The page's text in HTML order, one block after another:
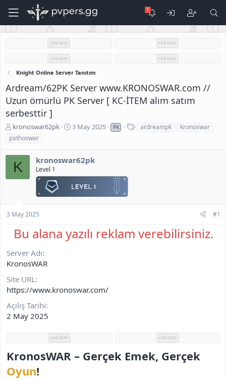
reklam reklam
reklam reklam
Knight Online Server Tanıtım
Ardream/62PK Server www.KRONOSWAR.com //
Uzun ömürlü PK Server [ KC-İTEM alım satım
serbesttir ]
K
o
u
S
a
h
kronoswar62pk
B
a
ı
ç
i
3 May 2025 PK ardreampk
kronoswar
pathoswar
K kronoswar62pk
Level 1
3 May 2025 #1
Bu alana yazılı reklam verebilirsiniz.
Server Adı
KronosWAR
Site URL
https://www.kronoswar.com/
Açılış Tarihi
2 May 2025
reklam reklam
KronosWAR – Gerçek Emek, Gerçek
Oyun!